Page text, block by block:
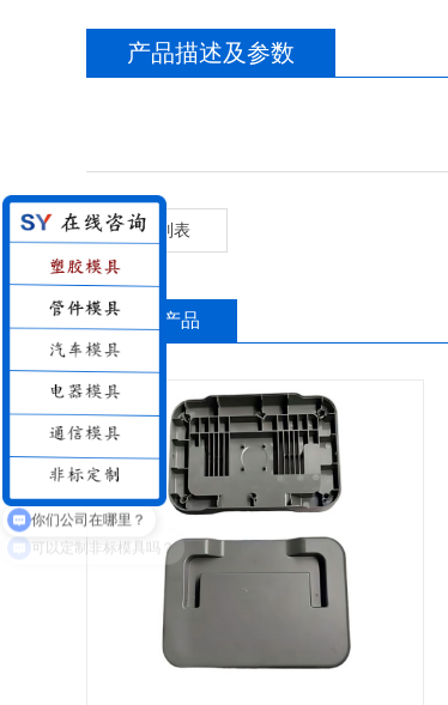
产品描述及参数
返回列表
推荐产品
你们公司在哪里？